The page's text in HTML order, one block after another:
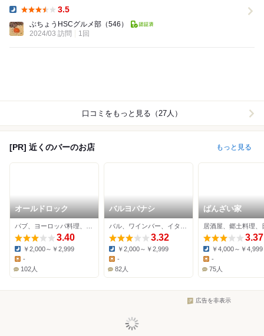
3.5
ぶちょうHSCグルメ部 （546）
2024/03 訪問
1回
口コミをもっと見る（27人）
[PR] 近くのバーのお店 もっと見る
オールドロック
3.40
Dinner:
￥2,000～￥2,999
-
102人
バルヨバナシ
3.32
Dinner:
￥2,000～￥2,999
Lunch:
-
82人
ばんざい家
3.37
Dinner:
￥4,000～￥4,999
Lunch:
-
75人
広告を非表示